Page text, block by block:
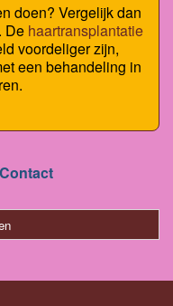
doen? Vergelijk dan
De haartransplantatie
voordeliger zijn,
een behandeling in
Contact